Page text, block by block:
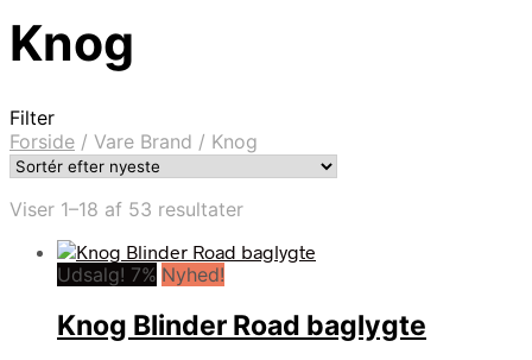
Knog
Filter
Forside / Vare Brand / Knog
Viser 1–18 af 53 resultaterSorteret
seneste
Udsalg! 7% Nyhed!
Knog Blinder Road baglygte